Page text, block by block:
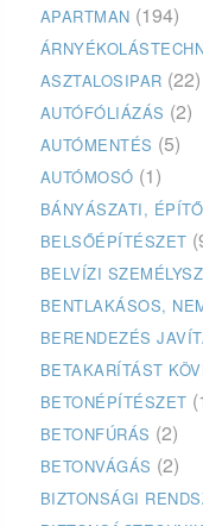
APARTMAN (194)
ASZTALOSIPAR (22)
AUTÓFÓLIÁZÁS (2)
AUTÓMENTÉS (5)
AUTÓMOSÓ (1)
BÁNYÁSZATI,
BELSŐÉPÍTÉSZET
BELVÍZI
BENTLAKÁSOS,
BERENDEZÉS
BETAKARÍTÁST
BETONÉPÍTÉSZET
BETONFÚRÁS (2)
BETONVÁGÁS (2)
BIZTONSÁGI